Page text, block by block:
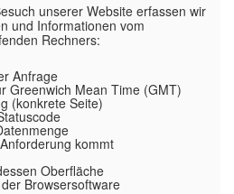
unserer Website erfassen wir
und Informationen vom
Rechners:
Anfrage
Greenwich Mean Time (GMT)
(konkrete Seite)
kommt
Oberfläche
Browsersoftware